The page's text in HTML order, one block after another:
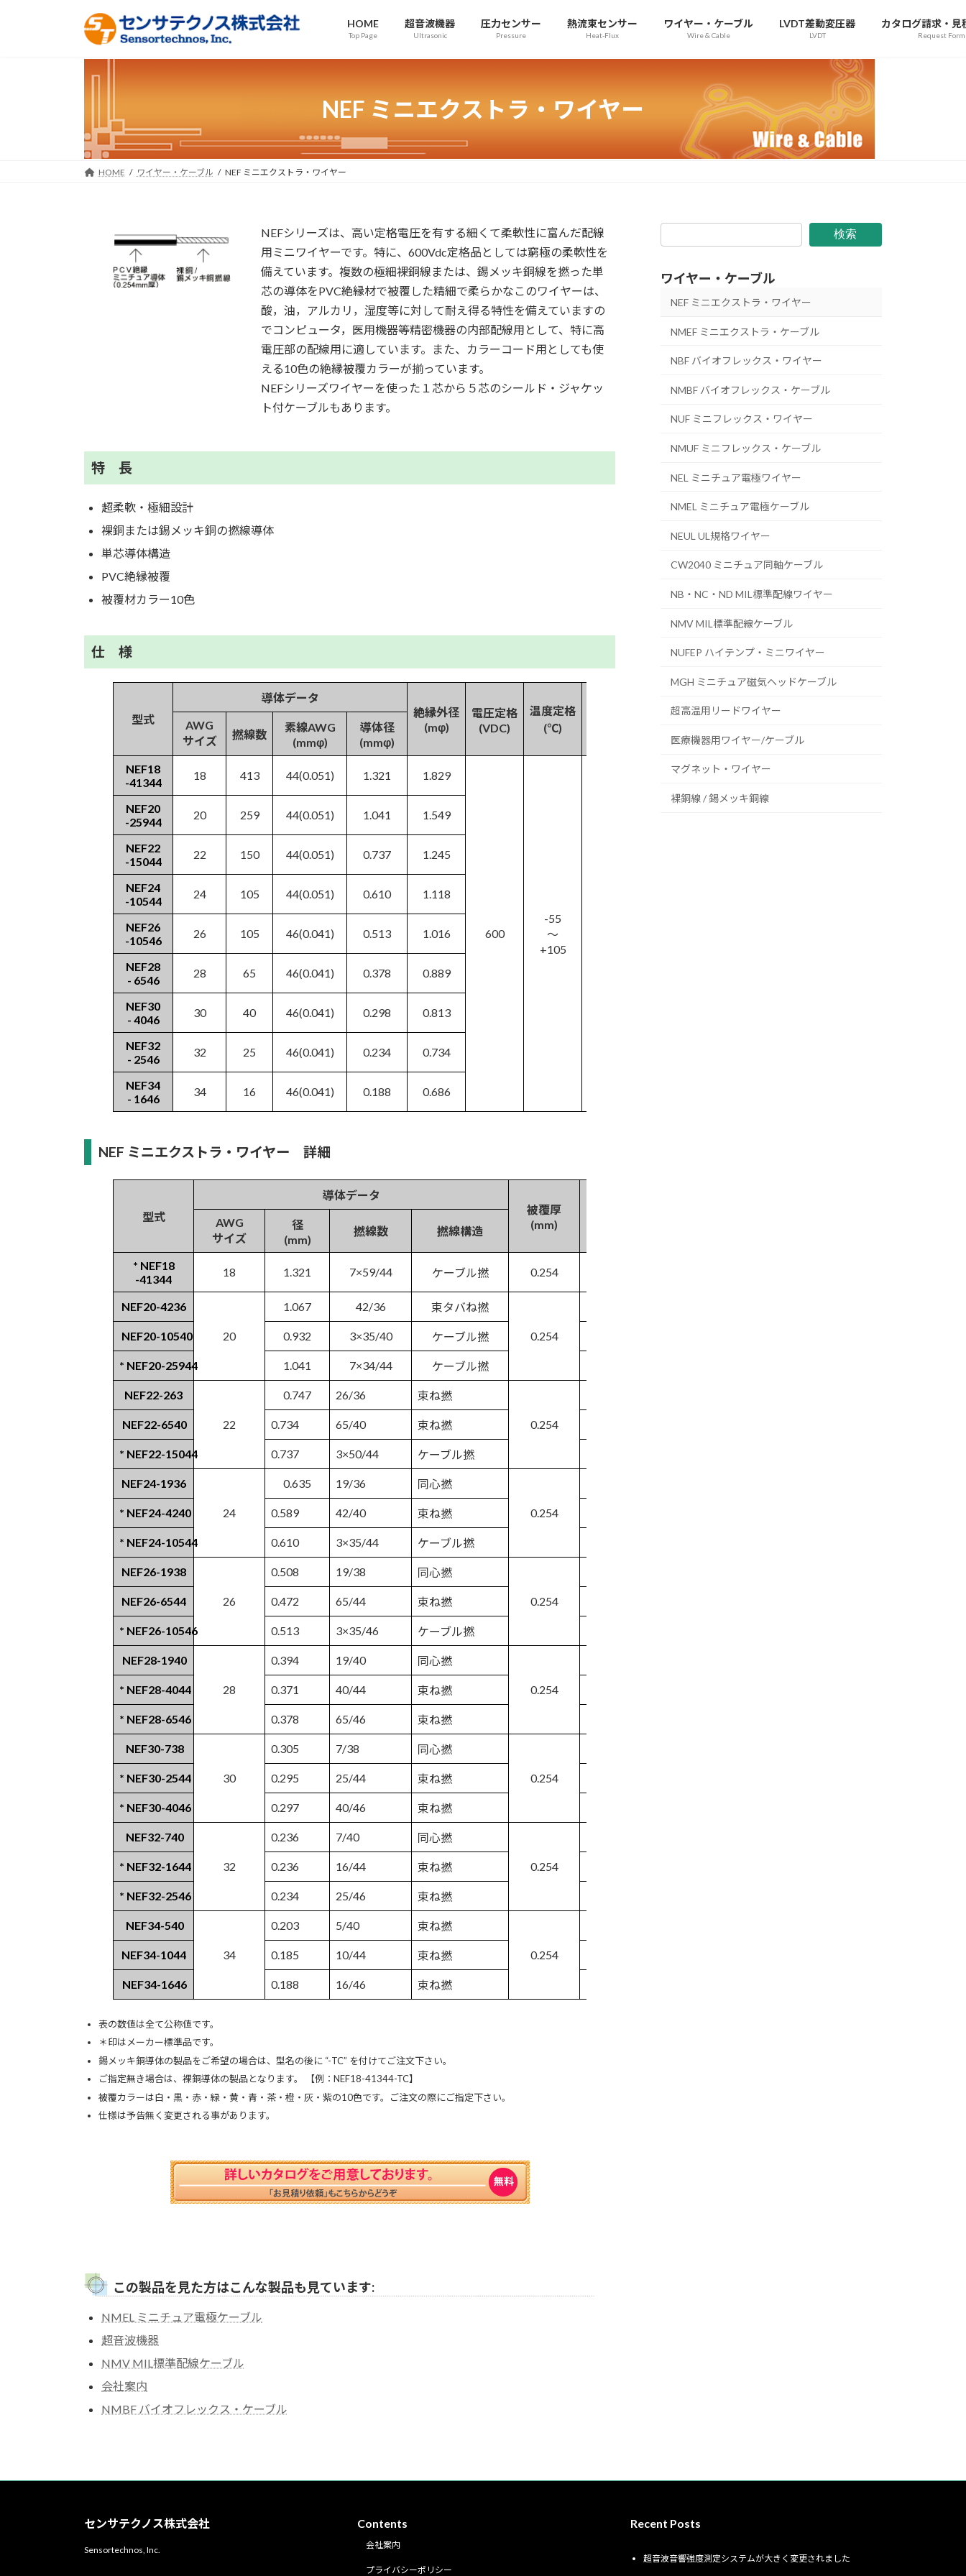
HOME
Top Page
超音波機器
Ultrasonic
圧力センサー
Pressure
熱流束センサー
Heat-Flux
ワイヤー・ケーブル
Wire & Cable
LVDT差動変圧器
LVDT
カタログ請求・見
Request Form
NEF ミニエクストラ・ワイヤー
HOME ワイヤー・ケーブル NEF ミニエクストラ・ワイヤー
NEFシリーズは、高い定格電圧を有する細くて柔軟性に富んだ配線
用ミニワイヤーです。特に、600Vdc定格品としては窮極の柔軟性を
備えています。複数の極細裸銅線または、錫メッキ銅線を撚った単
芯の導体をPVC絶縁材で被覆した精細で柔らかなこのワイヤーは、
酸，油，アルカリ，湿度等に対して耐え得る特性を備えていますの
でコンピュータ，医用機器等精密機器の内部配線用として、特に高
電圧部の配線用に適しています。また、カラーコード用としても使
える10色の絶縁被覆カラーが揃っています。
NEFシリーズワイヤーを使った１芯から５芯のシールド・ジャケッ
ト付ケーブルもあります。
特 長
超柔軟・極細設計
裸銅または錫メッキ銅の撚線導体
単芯導体構造
PVC絶縁被覆
被覆材カラー10色
仕 様
型式
導体データ
絶縁外径
(mφ)
電圧定格
(VDC)
温度定格
(℃)
AWG
サイズ
撚線数
素線AWG
(mmφ)
導体径
(mmφ)
NEF18
-41344
18 413 44(0.051) 1.321 1.829
600
-55
～
+105
NEF20
-25944
20 259 44(0.051) 1.041 1.549
NEF22
-15044
22 150 44(0.051) 0.737 1.245
NEF24
-10544
24 105 44(0.051) 0.610 1.118
NEF26
-10546
26 105 46(0.041) 0.513 1.016
NEF28
- 6546
28 65 46(0.041) 0.378 0.889
NEF30
- 4046
30 40 46(0.041) 0.298 0.813
NEF32
- 2546
32 25 46(0.041) 0.234 0.734
NEF34
- 1646
34 16 46(0.041) 0.188 0.686
NEF ミニエクストラ・ワイヤー 詳細
型式
導体データ
被覆厚
(mm)
AWG
サイズ
径
(mm)
撚線数 撚線構造
* NEF18
-41344
18 1.321 7×59/44 ケーブル撚 0.254
NEF20-4236
20
1.067 42/36 束タバね撚
0.254
NEF20-10540 0.932 3×35/40 ケーブル撚
* NEF20-25944 1.041 7×34/44 ケーブル撚
NEF22-263
22
0.747 26/36 束ね撚
0.254
NEF22-6540 0.734 65/40 束ね撚
* NEF22-15044 0.737 3×50/44 ケーブル撚
NEF24-1936
24
0.635 19/36 同心撚
0.254
* NEF24-4240 0.589 42/40 束ね撚
* NEF24-10544 0.610 3×35/44 ケーブル撚
NEF26-1938
26
0.508 19/38 同心撚
0.254
NEF26-6544 0.472 65/44 束ね撚
* NEF26-10546 0.513 3×35/46 ケーブル撚
NEF28-1940
28
0.394 19/40 同心撚
0.254
* NEF28-4044 0.371 40/44 束ね撚
* NEF28-6546 0.378 65/46 束ね撚
NEF30-738
30
0.305 7/38 同心撚
0.254
* NEF30-2544 0.295 25/44 束ね撚
* NEF30-4046 0.297 40/46 束ね撚
NEF32-740
32
0.236 7/40 同心撚
0.254
* NEF32-1644 0.236 16/44 束ね撚
* NEF32-2546 0.234 25/46 束ね撚
NEF34-540
34
0.203 5/40 束ね撚
0.254
NEF34-1044 0.185 10/44 束ね撚
NEF34-1646 0.188 16/46 束ね撚
表の数値は全て公称値です。
＊印はメーカー標準品です。
錫メッキ銅導体の製品をご希望の場合は、型名の後に “-TC” を付けてご注文下さい。
ご指定無き場合は、裸銅導体の製品となります。 【例：NEF18-41344-TC】
被覆カラーは白・黒・赤・緑・黄・青・茶・橙・灰・紫の10色です。ご注文の際にご指定下さい。
仕様は予告無く変更される事があります。
この製品を見た方はこんな製品も見ています:
NMEL ミニチュア電極ケーブル
超音波機器
NMV MIL標準配線ケーブル
会社案内
NMBF バイオフレックス・ケーブル
検索
ワイヤー・ケーブル
NEF ミニエクストラ・ワイヤー
NMEF ミニエクストラ・ケーブル
NBF バイオフレックス・ワイヤー
NMBF バイオフレックス・ケーブル
NUF ミニフレックス・ワイヤー
NMUF ミニフレックス・ケーブル
NEL ミニチュア電極ワイヤー
NMEL ミニチュア電極ケーブル
NEUL UL規格ワイヤー
CW2040 ミニチュア同軸ケーブル
NB・NC・ND MIL標準配線ワイヤー
NMV MIL標準配線ケーブル
NUFEP ハイテンプ・ミニワイヤー
MGH ミニチュア磁気ヘッドケーブル
超高温用リードワイヤー
医療機器用ワイヤー/ケーブル
マグネット・ワイヤー
裸銅線 / 錫メッキ銅線
センサテクノス株式会社
Sensortechnos, Inc.
Contents
会社案内
プライバシーポリシー
Recent Posts
超音波音響強度測定システムが大きく変更されました